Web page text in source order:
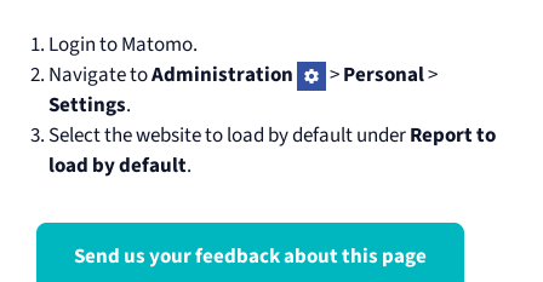
Login to Matomo.
Navigate toAdministration >Personal>
Settings.
Select the website to load by default underReport to
load by default.
Send us your feedback about this page